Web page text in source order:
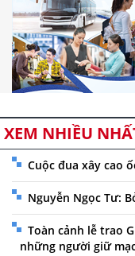
XEM NHIỀU
Cuộc đua xây cao
Nguyễn Ngọc Tư:
Toàn cảnh lễ trao
những người giữ